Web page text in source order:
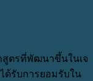
สูตรที่พัฒนาขึ้นในเจ
รับการยอมรับใน